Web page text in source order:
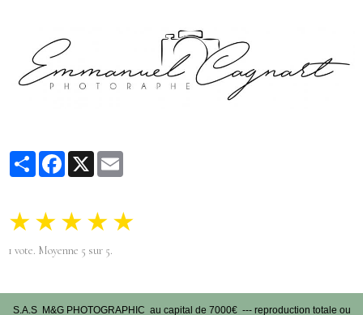
PartagerFacebook
X
★★★★★
1 vote. Moyenne 5 sur 5.
S.A.S M&G PHOTOGRAPHIC au capital de 7000€ --- reproduction totale ou